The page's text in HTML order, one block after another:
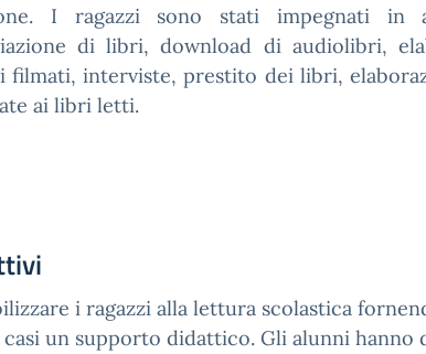
I ragazzi sono stati impegnati in
di libri, download di audiolibri,
filmati, interviste, prestito dei libri,
ai libri letti.
i ragazzi alla lettura scolastica
un supporto didattico. Gli alunni hanno